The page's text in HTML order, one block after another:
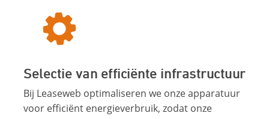
Selectie van efficiënte infrastructuur
Bij Leaseweb optimaliseren we onze apparatuur
voor efficiënt energieverbruik, zodat onze